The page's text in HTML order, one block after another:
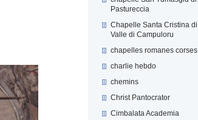
Pastureccia
Chapelle Santa Cristina di
Valle di Campuloru
chapelles romanes corses
charlie hebdo
chemins
Christ Pantocrator
Cimbalata Academia